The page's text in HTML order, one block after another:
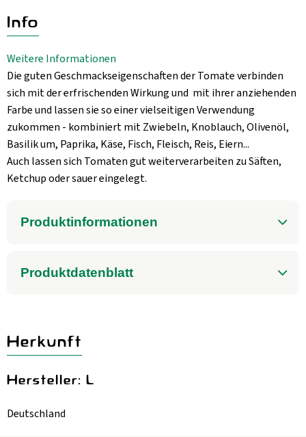
B2B
Info
Weitere Informationen
Die guten Geschmackseigenschaften der Tomate verbinden
sich mit der erfrischenden Wirkung und mit ihrer anziehenden
Farbe und lassen sie so einer vielseitigen Verwendung
zukommen - kombiniert mit Zwiebeln, Knoblauch, Olivenöl,
Basilik um, Paprika, Käse, Fisch, Fleisch, Reis, Eiern...
Auch lassen sich Tomaten gut weiterverarbeiten zu Säften,
Ketchup oder sauer eingelegt.
Produktinformationen
Produktdatenblatt
Herkunft
Hersteller: L
Deutschland